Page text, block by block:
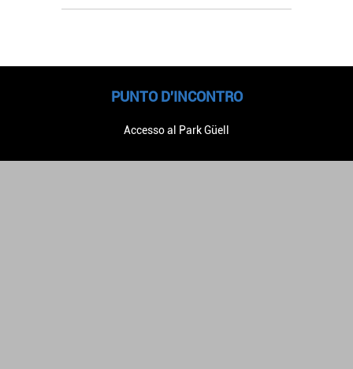
PUNTO D'INCONTRO
Accesso al Park Güell